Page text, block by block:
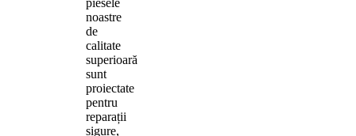
noastre
de
calitate
superioară
sunt
proiectate
pentru
reparații
sigure,